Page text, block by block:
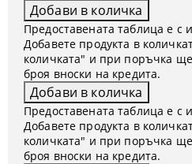
Предоставената таблица е
Добавете продукта в
количката" и при поръчка
броя вноски на кредита.
Предоставената таблица е
Добавете продукта в
количката" и при поръчка
броя вноски на кредита.